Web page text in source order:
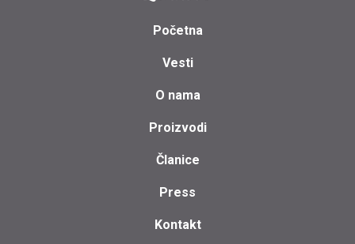
Početna
Vesti
O nama
Proizvodi
Članice
Press
Kontakt